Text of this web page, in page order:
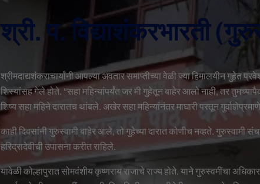
श्री. प. विद्याशंकरभारती
श्रीमदाद्यशंकराचार्यांनी आपल्या अवतार समाप्तीच्या वेळी ज्या हिमालयीन गुहेत
शिस्यांसह गेले होते. “सहा महिन्यांपर्यंत जर मी गुहेतून बाहेर आलो नाही, तर
शिष्य सहा महिने दारातच थांबले. अखेर सहा महिन्यांनंतर माघारी परतून
काही दिवसांनी गुरुस्वामी बाहेर आले, तो गुहेच्या दारात कोणीच नव्हते.
हरिद्रादेवीची उपासना करीत राहिले.
यावेळी कोल्हापुरात सोमवंशीय कृष्णराय राजाचे राज्य होते. याने गुरुस्वमींचा